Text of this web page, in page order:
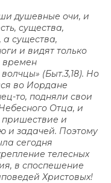
душевные очи, и
существа,
существа,
и видят только
времен
(Быт.3,18). Но
во Иордане
то, подняли свои
Отца, и
пришествие и
и задачей. Поэтому
сегодня
телесных
в споспешение
Христовых!